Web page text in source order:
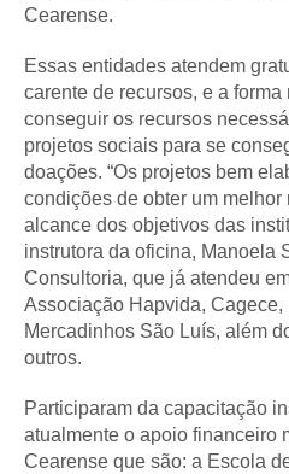
Cearense.
Essas entidades atendem
carente de recursos, e a
conseguir os recursos
projetos sociais para se
doações. “Os projetos bem
condições de obter um melhor
alcance dos objetivos das
instrutora da oficina, Manoela
Consultoria, que já atendeu
Associação Hapvida, Cagece,
Mercadinhos São Luís, além
outros.
Participaram da capacitação
atualmente o apoio financeiro
Cearense que são: a Escola